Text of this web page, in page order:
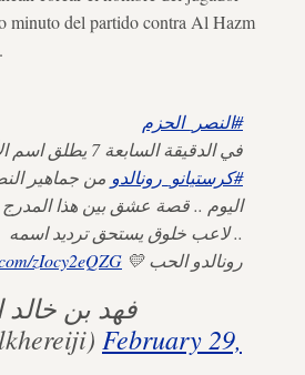
minuto del partido contra Al Hazm
#النصر_الحزم
في الدقيقة السابعة 7 يطلق اسم الأسطورة
#كرستيانو_رونالدو من جماهير
اليوم .. قصة عشق بين هذا
.. لاعب خلوق يستحق ترديد اسمه
رونالدو الحب 💛 R7 zIocy2eQZG
February 29,